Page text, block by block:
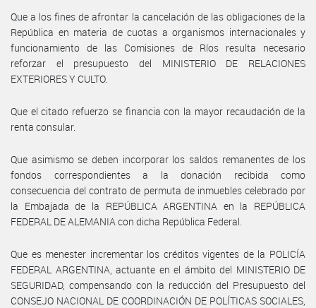
Que a los fines de afrontar la cancelación de las obligaciones de la
República en materia de cuotas a organismos internacionales y
funcionamiento de las Comisiones de Ríos resulta necesario
reforzar el presupuesto del MINISTERIO DE RELACIONES
EXTERIORES Y CULTO.
Que el citado refuerzo se financia con la mayor recaudación de la
renta consular.
Que asimismo se deben incorporar los saldos remanentes de los
fondos correspondientes a la donación recibida como
consecuencia del contrato de permuta de inmuebles celebrado por
la Embajada de la REPÚBLICA ARGENTINA en la REPÚBLICA
FEDERAL DE ALEMANIA con dicha República Federal.
Que es menester incrementar los créditos vigentes de la POLICÍA
FEDERAL ARGENTINA, actuante en el ámbito del MINISTERIO DE
SEGURIDAD, compensando con la reducción del Presupuesto del
CONSEJO NACIONAL DE COORDINACIÓN DE POLÍTICAS SOCIALES,